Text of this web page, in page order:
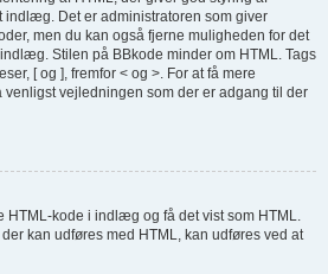
indlæg. Det er administratoren som giver
men du kan også fjerne muligheden for det
Stilen på BBkode minder om HTML. Tags
[ og ], fremfor < og >. For at få mere
venligst vejledningen som der er adgang til der
HTML-kode i indlæg og få det vist som HTML.
kan udføres med HTML, kan udføres ved at